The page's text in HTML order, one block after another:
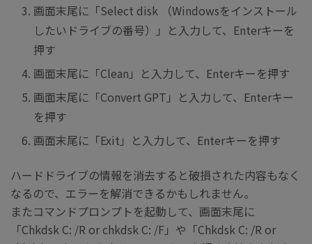
画面末尾に「Select disk （Windowsをインストール
したいドライブの番号）」と入力して、Enterキーを
押す
画面末尾に「Clean」と入力して、Enterキーを押す
画面末尾に「Convert GPT」と入力して、Enterキー
を押す
画面末尾に「Exit」と入力して、Enterキーを押す
ハードドライブの情報を消去すると破損された内容もなく
なるので、エラーを解消できるかもしれません。
またコマンドプロンプトを起動して、画面末尾に
「Chkdsk C: /R or chkdsk C: /F」や「Chkdsk C: /R or